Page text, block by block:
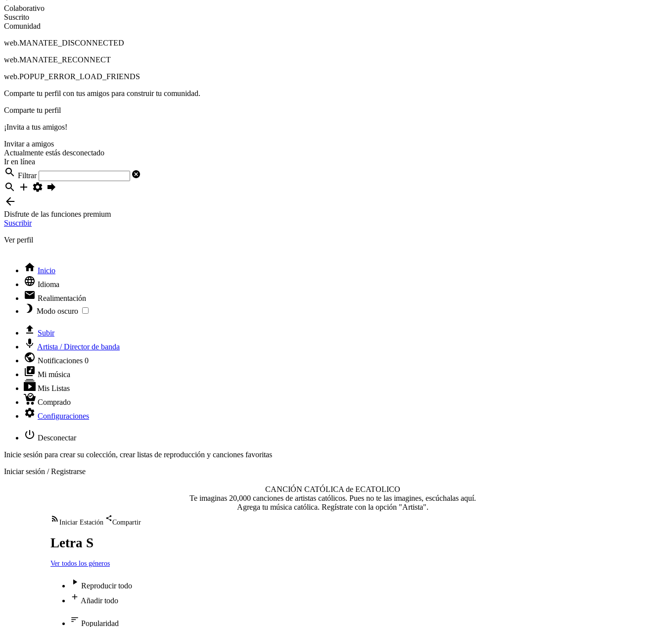
Colaborativo
Suscrito
Comunidad
web.MANATEE_DISCONNECTED
web.MANATEE_RECONNECT
web.POPUP_ERROR_LOAD_FRIENDS
Comparte tu perfil con tus amigos para construir tu comunidad.
Comparte tu perfil
¡Invita a tus amigos!
Invitar a amigos
Actualmente estás desconectado
Ir en línea
Filtrar
Disfrute de las funciones premium
Suscribir
Ver perfil
Inicio
Idioma
Realimentación
Modo oscuro
Subir
Artista / Director de banda
Notificaciones 0
Mi música
Mis Listas
Comprado
Configuraciones
Desconectar
Inicie sesión para crear su colección, crear listas de reproducción y canciones favoritas
Iniciar sesión / Registrarse
CANCIÓN CATÓLICA de ECATOLICO
Te imaginas 20,000 canciones de artistas católicos. Pues no te las imagines, escúchalas aquí.
Agrega tu música católica. Regístrate con la opción "Artista".
Iniciar Estación Compartir
Letra S
Ver todos los géneros
Reproducir todo
Añadir todo
Popularidad